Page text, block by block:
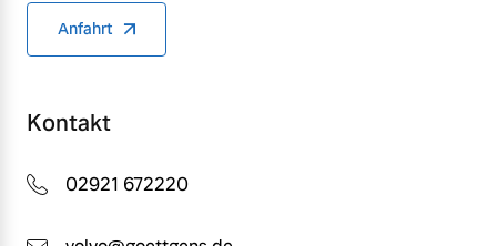
Anfahrt
Kontakt
02921 672220